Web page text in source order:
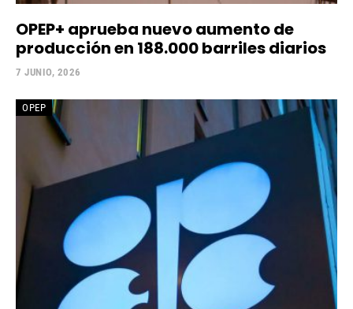
OPEP+ aprueba nuevo aumento de
producción en 188.000 barriles diarios
7 JUNIO, 2026
OPEP